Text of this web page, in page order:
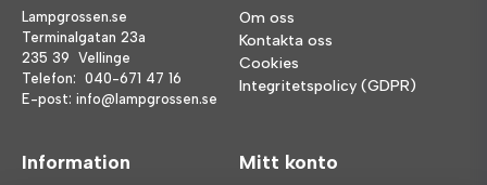
Lampgrossen.se
Terminalgatan 23a
235 39 Vellinge
Telefon: 040-671 47 16
E-post: info@lampgrossen.se
Om oss
Kontakta oss
Cookies
Integritetspolicy (GDPR)
Information Mitt konto